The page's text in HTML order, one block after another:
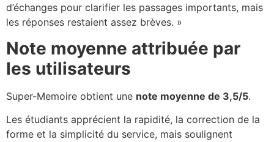
d’échanges pour clarifier les passages importants, mais
les réponses restaient assez brèves. »
Note moyenne attribuée par
les utilisateurs
Super-Memoire obtient une note moyenne de 3,5/5.
Les étudiants apprécient la rapidité, la correction de la
forme et la simplicité du service, mais soulignent